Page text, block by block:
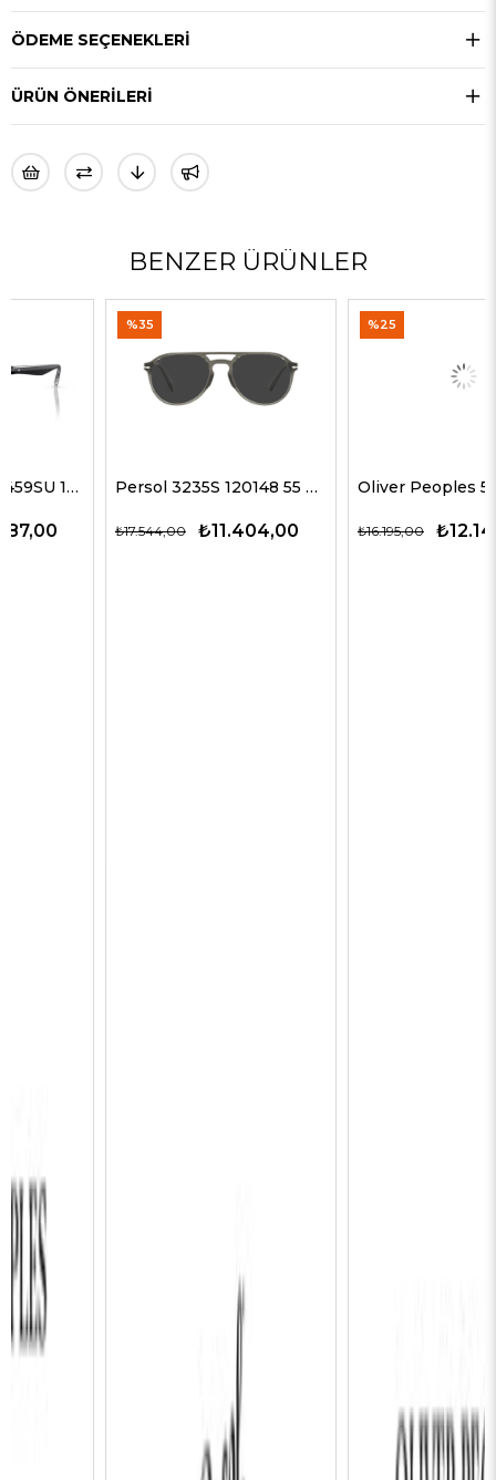
ÖDEME SEÇENEKLERI
ÜRÜN ÖNERILERI
BENZER ÜRÜNLER
Persol 3235S 120148 55 G Unisex Güneş Gözlükleri
₺11.404,00
₺17.544,00
Oliver Peoples 5298SU 1578W5 51 G Unisex Güneş Gözlükleri
₺12.146,00
₺16.195,00